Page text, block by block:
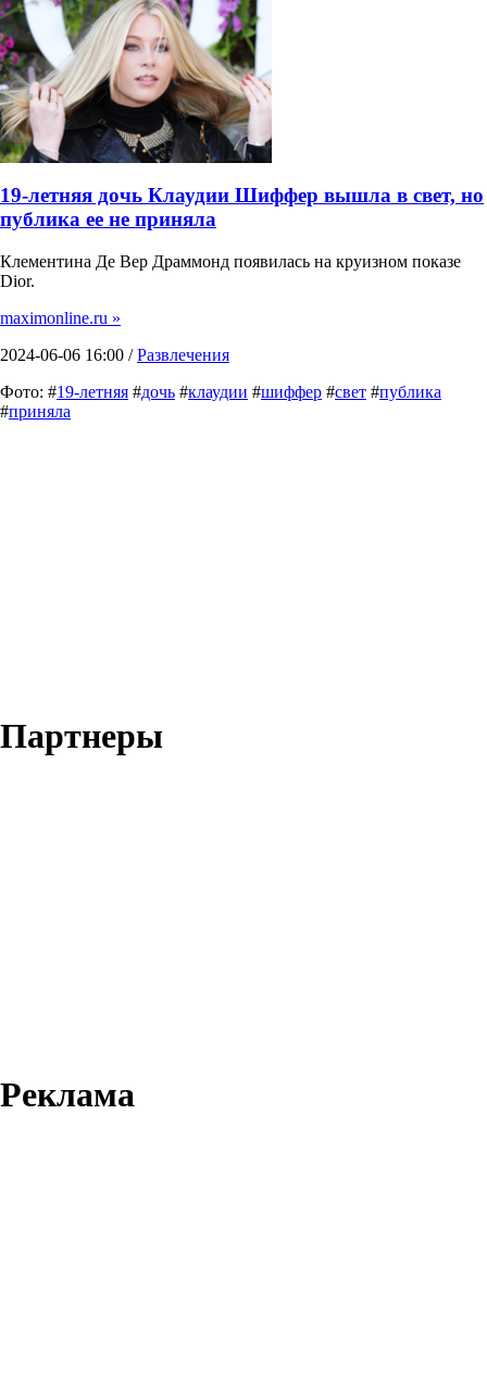
19-летняя дочь Клаудии Шиффер вышла в свет, но
публика ее не приняла
Клементина Де Вер Драммонд появилась на круизном показе
Dior.
maximonline.ru »
2024-06-06 16:00 /Развлечения
Фото: #19-летняя #дочь #клаудии #шиффер #свет #публика
#приняла
Партнеры
Реклама